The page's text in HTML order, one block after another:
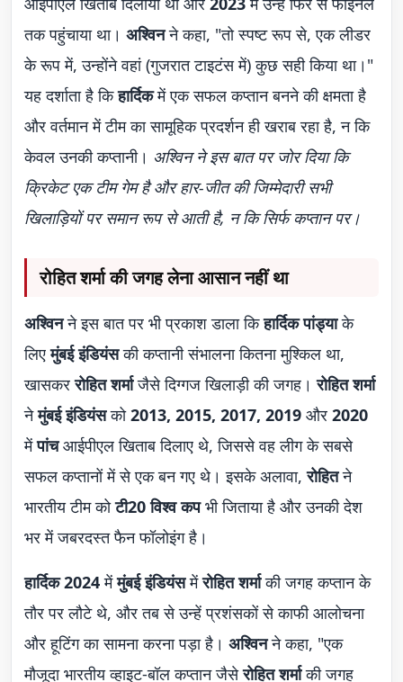
तक पहुंचाया था। अश्विनने कहा, "तो स्पष्ट रूप से, एक लीडर
के रूप में, उन्होंने वहां (गुजरात टाइटंस में) कुछ सही किया था।"
यह दर्शाता है किहार्दिकमें एक सफल कप्तान बनने की क्षमता है
और वर्तमान में टीम का सामूहिक प्रदर्शन ही खराब रहा है, न कि
केवल उनकी कप्तानी। अश्विन ने इस बात पर जोर दिया कि
क्रिकेट एक टीम गेम है और हार-जीत की जिम्मेदारी सभी
खिलाड़ियों पर समान रूप से आती है, न कि सिर्फ कप्तान पर।
रोहित शर्मा की जगह लेना आसान नहीं था
अश्विनने इस बात पर भी प्रकाश डाला किहार्दिक पांड्याके
लिएमुंबई इंडियंसकी कप्तानी संभालना कितना मुश्किल था,
खासकररोहित शर्माजैसे दिग्गज खिलाड़ी की जगह।रोहित शर्मा
नेमुंबई इंडियंसको2013, 2015, 2017, 2019 और 2020
मेंपांचआईपीएल खिताब दिलाए थे, जिससे वह लीग के सबसे
सफल कप्तानों में से एक बन गए थे। इसके अलावा,रोहितने
भारतीय टीम कोटी20 विश्व कपभी जिताया है और उनकी देश
भर में जबरदस्त फैन फॉलोइंग है।
हार्दिक 2024मेंमुंबई इंडियंसमेंरोहित शर्माकी जगह कप्तान के
तौर पर लौटे थे, और तब से उन्हें प्रशंसकों से काफी आलोचना
और हूटिंग का सामना करना पड़ा है। अश्विनने कहा, "एक
मौजूदा भारतीय व्हाइट-बॉल कप्तान जैसेरोहित शर्माकी जगह